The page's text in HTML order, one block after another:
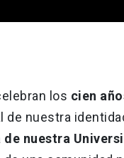
los cien
de nuestra
nuestra